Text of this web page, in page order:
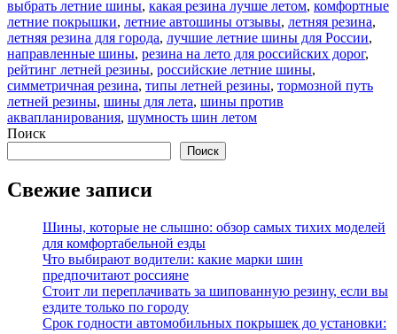
выбрать летние шины, какая резина лучше летом, комфортные
летние покрышки, летние автошины отзывы, летняя резина,
летняя резина для города, лучшие летние шины для России,
направленные шины, резина на лето для российских дорог,
рейтинг летней резины, российские летние шины,
симметричная резина, типы летней резины, тормозной путь
летней резины, шины для лета, шины против
аквапланирования, шумность шин летом
Поиск
Поиск
Свежие записи
Шины, которые не слышно: обзор самых тихих моделей
для комфортабельной езды
Что выбирают водители: какие марки шин
предпочитают россияне
Стоит ли переплачивать за шипованную резину, если вы
ездите только по городу
Срок годности автомобильных покрышек до установки: